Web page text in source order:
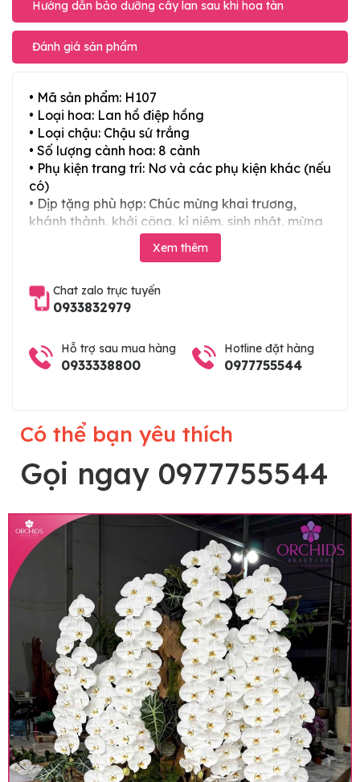
Hướng dẫn bảo dưỡng cây lan sau khi hoa tàn
Đánh giá sản phẩm
• Mã sản phẩm: H107
• Loại hoa: Lan hồ điệp hồng
• Loại chậu: Chậu sứ trắng
• Số lượng cành hoa: 8 cành
• Phụ kiện trang trí: Nơ và các phụ kiện khác (nếu
có)
• Dịp tặng phù hợp: Chúc mừng khai trương,
khánh thành, khởi công, kỉ niệm, sinh nhật, mừng
thọ, mừng cưới, tân gia và các ngày lễ tết trong
Lưu ý trước khi đặt hàng
• Về cây hoa: Một chậu hoa lan hồ điệp đẹp và
hoàn chỉnh sẽ được phối ghép từ nhiều cây hoa
và tạo dáng hoàn toàn thủ công nên có thể sẽ
khác nhau đôi chút giữa sản phẩm thực tế và
Xem thêm
Chat zalo trực tuyến
0933832979
Hỗ trợ sau mua hàng
0933338800
Hotline đặt hàng
0977755544
Có thể bạn yêu thích
Gọi ngay 0977755544